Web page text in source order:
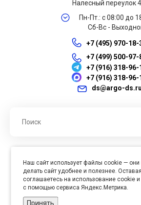
Налесный переулок
Пн-Пт.: с 08:00 до
Сб-Вс -
+7 (495) 970-18-
+7 (499) 500-97-
+7 (916) 318-96-
+7 (916) 318-96-
ds@argo-ds.ru
права защищены
Юр. адрес : 105005, г. Москва, ул.
Наш сайт использует файлы cookie —
делать сайт удобнее и полезнее.
соглашаетесь на использование cookie
с помощью сервиса Яндекс.Метрика.
Принять